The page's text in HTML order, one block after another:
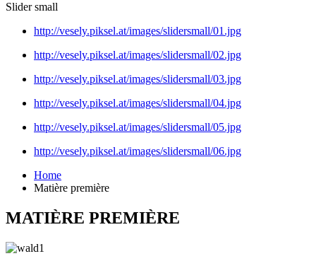
Slider small
http://vesely.piksel.at/images/slidersmall/01.jpg
http://vesely.piksel.at/images/slidersmall/02.jpg
http://vesely.piksel.at/images/slidersmall/03.jpg
http://vesely.piksel.at/images/slidersmall/04.jpg
http://vesely.piksel.at/images/slidersmall/05.jpg
http://vesely.piksel.at/images/slidersmall/06.jpg
Home
Matière première
MATIÈRE PREMIÈRE